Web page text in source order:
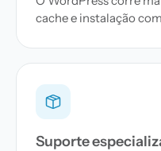
cache e instalação
Suporte